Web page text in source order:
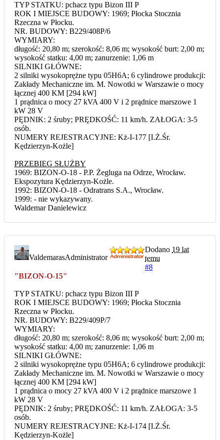
TYP STATKU: pchacz typu Bizon III P
ROK I MIEJSCE BUDOWY: 1969; Płocka Stocznia
Rzeczna w Płocku.
NR. BUDOWY: B229/408P/6
WYMIARY:
długość: 20,80 m; szerokość: 8,06 m; wysokość burt: 2,00 m;
wysokość statku: 4,00 m; zanurzenie: 1,06 m
SILNIKI GŁÓWNE:
2 silniki wysokoprężne typu 05H6A; 6 cylindrowe produkcji:
Zakłady Mechaniczne im. M. Nowotki w Warszawie o mocy
łącznej 400 KM [294 kW]
1 prądnica o mocy 27 kVA 400 V i 2 prądnice marszowe 1
kW 28 V
PĘDNIK: 2 śruby; PRĘDKOŚĆ: 11 km/h. ZAŁOGA: 3-5
osób.
NUMERY REJESTRACYJNE: Kż-I-177 [I.Ż.Śr.
Kędzierzyn-Kożle]
PRZEBIEG SŁUŻBY
1969: BIZON-O-18 - P.P. Żegluga na Odrze, Wrocław.
Ekspozytura Kędzierzyn-Kożle.
1992: BIZON-O-18 - Odratrans S.A., Wrocław.
1999: - nie wykazywany.
Waldemar Danielewicz
ValdemarasAdministrator
Dodano 19 lat
temu
#8
"BIZON-O-15"
TYP STATKU: pchacz typu Bizon III P
ROK I MIEJSCE BUDOWY: 1969; Płocka Stocznia
Rzeczna w Płocku.
NR. BUDOWY: B229/409P/7
WYMIARY:
długość: 20,80 m; szerokość: 8,06 m; wysokość burt: 2,00 m;
wysokość statku: 4,00 m; zanurzenie: 1,06 m
SILNIKI GŁÓWNE:
2 silniki wysokoprężne typu 05H6A; 6 cylindrowe produkcji:
Zakłady Mechaniczne im. M. Nowotki w Warszawie o mocy
łącznej 400 KM [294 kW]
1 prądnica o mocy 27 kVA 400 V i 2 prądnice marszowe 1
kW 28 V
PĘDNIK: 2 śruby; PRĘDKOŚĆ: 11 km/h. ZAŁOGA: 3-5
osób.
NUMERY REJESTRACYJNE: Kż-I-174 [I.Ż.Śr.
Kędzierzyn-Kożle]